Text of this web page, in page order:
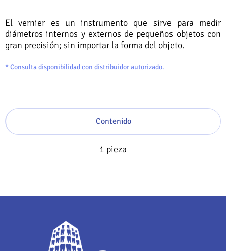
El vernier es un instrumento que sirve para medir
diámetros internos y externos de pequeños objetos con
gran precisión; sin importar la forma del objeto.
* Consulta disponibilidad con distribuidor autorizado.
Contenido
1 pieza